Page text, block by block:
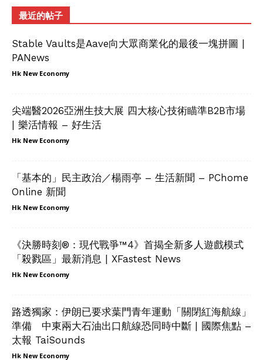
最近的帖子
Stable Vaults是Aave向大眾商業化的最後一塊拼圖 |
PANews
Hk New Economy
尖端醫2026亞洲生技大展 四大核心技術瞄準B2B市場
| 樂活情報 – 好生活
Hk New Economy
「基本的」民主政治／楊雨亭 – 生活新聞 – PChome
Online 新聞
Hk New Economy
《決勝時刻®：現代戰爭™4》首揭全新多人遊戲模式
「殺戮區」最新消息 | XFastest News
Hk New Economy
路透獨家：伊朗已要求葉門青年運動「關閉紅海航線」
準備 中東兩大石油出口航線恐同時中斷 | 國際焦點 –
太報 TaiSounds
Hk New Economy